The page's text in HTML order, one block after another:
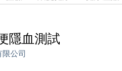
隱血測試
公司